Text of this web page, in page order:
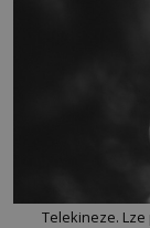
Telekineze. Lze